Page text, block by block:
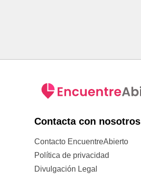
Contacta con nosotros
Contacto EncuentreAbierto
Política de privacidad
Divulgación Legal